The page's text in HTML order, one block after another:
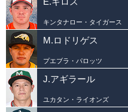
キンタナロー・タイガース
M.ロドリゲス
プエブラ・パロッツ
J.アギラール
ユカタン・ライオンズ